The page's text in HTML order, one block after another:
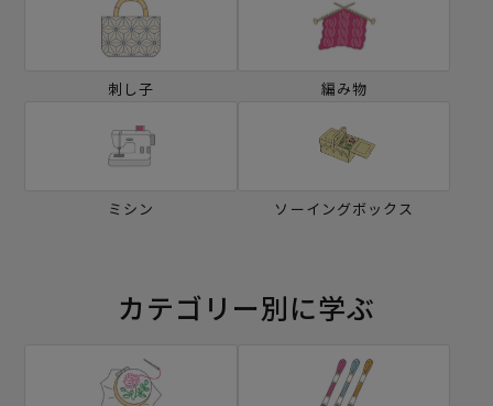
刺し子 編み物
ミシン ソーイングボックス
カテゴリー別に学ぶ